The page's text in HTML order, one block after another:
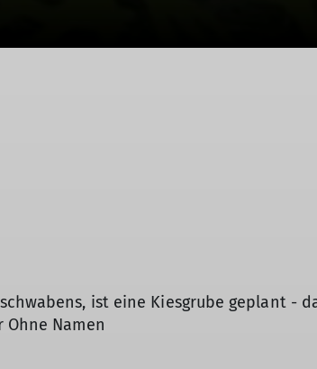
ist eine Kiesgrube geplant -
Namen